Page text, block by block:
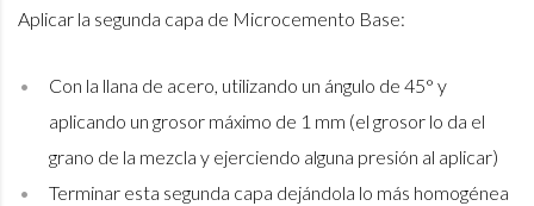
Aplicar la segunda capa de Microcemento Base:
Con la llana de acero, utilizando un ángulo de 45° y
aplicando un grosor máximo de 1 mm (el grosor lo da el
grano de la mezcla y ejerciendo alguna presión al aplicar)
Terminar esta segunda capa dejándola lo más homogénea